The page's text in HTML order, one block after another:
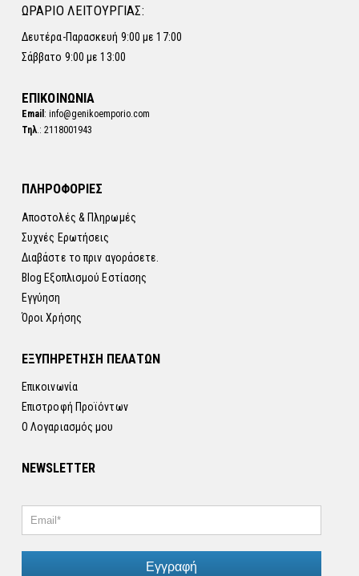
ΩΡΑΡΙΟ ΛΕΙΤΟΥΡΓΙΑΣ:
Δευτέρα-Παρασκευή 9:00 με 17:00
Σάββατο 9:00 με 13:00
ΕΠΙΚΟΙΝΩΝΙΑ
Email : info@genikoemporio.com
Τηλ.: 2118001943
ΠΛΗΡΟΦΟΡΙΕΣ
Αποστολές & Πληρωμές
Συχνές Ερωτήσεις
Διαβάστε το πριν αγοράσετε.
Blog Εξοπλισμού Εστίασης
Εγγύηση
Όροι Χρήσης
ΕΞΥΠΗΡΕΤΗΣΗ ΠΕΛΑΤΩΝ
Επικοινωνία
Επιστροφή Προϊόντων
Ο Λογαριασμός μου
NEWSLETTER
Εγγραφή